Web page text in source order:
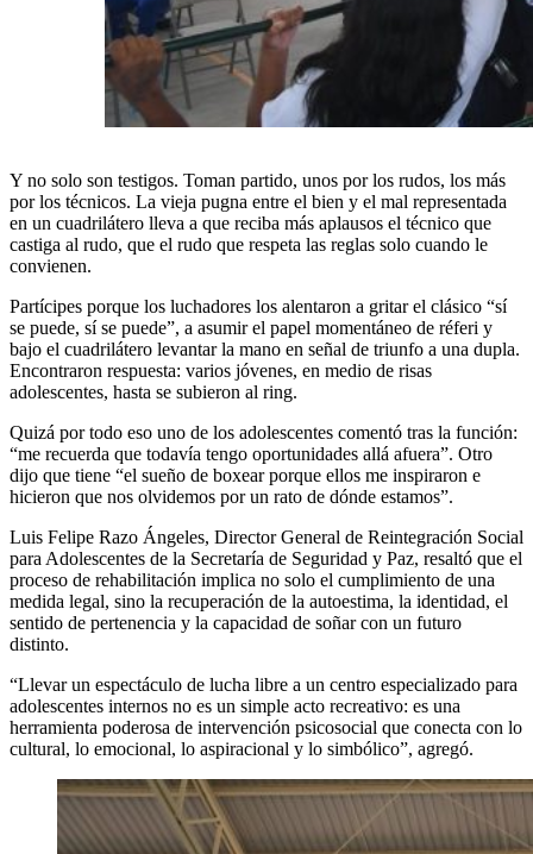
Y no solo son testigos. Toman partido, unos por los rudos, los más
por los técnicos. La vieja pugna entre el bien y el mal representada
en un cuadrilátero lleva a que reciba más aplausos el técnico que
castiga al rudo, que el rudo que respeta las reglas solo cuando le
convienen.
Partícipes porque los luchadores los alentaron a gritar el clásico “sí
se puede, sí se puede”, a asumir el papel momentáneo de réferi y
bajo el cuadrilátero levantar la mano en señal de triunfo a una dupla.
Encontraron respuesta: varios jóvenes, en medio de risas
adolescentes, hasta se subieron al ring.
Quizá por todo eso uno de los adolescentes comentó tras la función:
“me recuerda que todavía tengo oportunidades allá afuera”. Otro
dijo que tiene “el sueño de boxear porque ellos me inspiraron e
hicieron que nos olvidemos por un rato de dónde estamos”.
Luis Felipe Razo Ángeles, Director General de Reintegración Social
para Adolescentes de la Secretaría de Seguridad y Paz, resaltó que el
proceso de rehabilitación implica no solo el cumplimiento de una
medida legal, sino la recuperación de la autoestima, la identidad, el
sentido de pertenencia y la capacidad de soñar con un futuro
distinto.
“Llevar un espectáculo de lucha libre a un centro especializado para
adolescentes internos no es un simple acto recreativo: es una
herramienta poderosa de intervención psicosocial que conecta con lo
cultural, lo emocional, lo aspiracional y lo simbólico”, agregó.